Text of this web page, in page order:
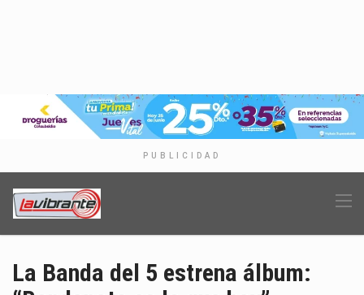
PUBLICIDAD
La Banda del 5 estrena álbum: